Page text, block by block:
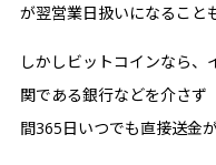
が翌営業日扱いになること
しかしビットコインなら
関である銀行などを介さず
間365日いつでも直接送金が